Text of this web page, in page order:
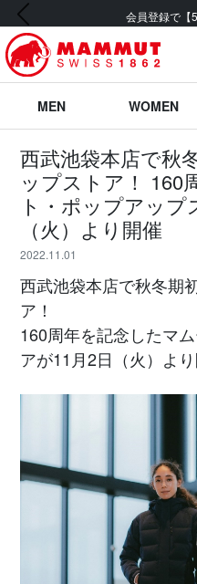
会員登録で【5,500
前の画像
MEN WOMEN
西武池袋本店で秋
ップストア！ 160
ト・ポップアップ
（火）より開催
2022.11.01
西武池袋本店で秋冬期
ア！
160周年を記念したマ
アが11月2日（火）よ